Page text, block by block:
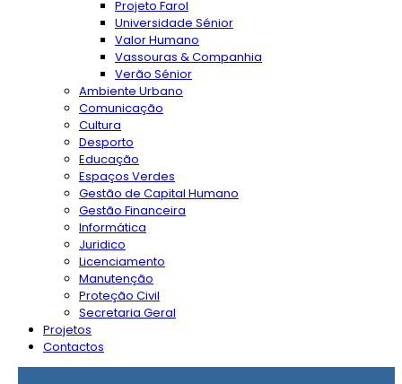
Projeto Farol
Universidade Sénior
Valor Humano
Vassouras & Companhia
Verão Sénior
Ambiente Urbano
Comunicação
Cultura
Desporto
Educação
Espaços Verdes
Gestão de Capital Humano
Gestão Financeira
Informática
Juridico
Licenciamento
Manutenção
Proteção Civil
Secretaria Geral
Projetos
Contactos